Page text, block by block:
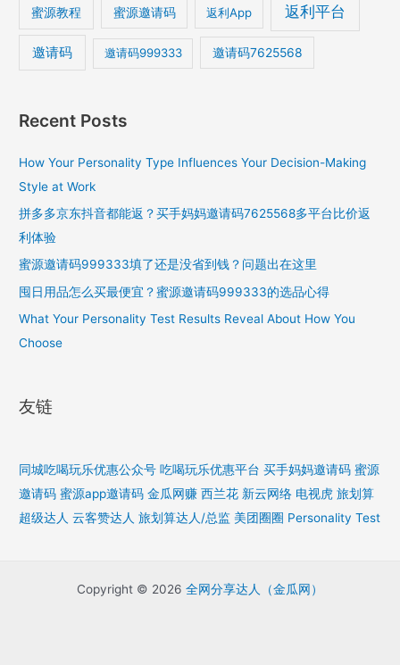
蜜源教程 蜜源邀请码 返利App 返利平台
邀请码 邀请码999333 邀请码7625568
Recent Posts
How Your Personality Type Influences Your Decision-Making
Style at Work
拼多多京东抖音都能返？买手妈妈邀请码7625568多平台比价返
利体验
蜜源邀请码999333填了还是没省到钱？问题出在这里
囤日用品怎么买最便宜？蜜源邀请码999333的选品心得
What Your Personality Test Results Reveal About How You
Choose
友链
同城吃喝玩乐优惠公众号 吃喝玩乐优惠平台 买手妈妈邀请码 蜜源
邀请码 蜜源app邀请码 金瓜网赚 西兰花 新云网络 电视虎 旅划算
超级达人 云客赞达人 旅划算达人/总监 美团圈圈 Personality Test
Copyright © 2026 全网分享达人（金瓜网）